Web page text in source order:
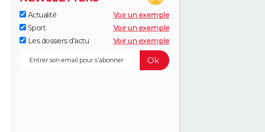
Actualité
Voir un exemple
Sport
Voir un exemple
Les dossiers d'actu
Voir un exemple